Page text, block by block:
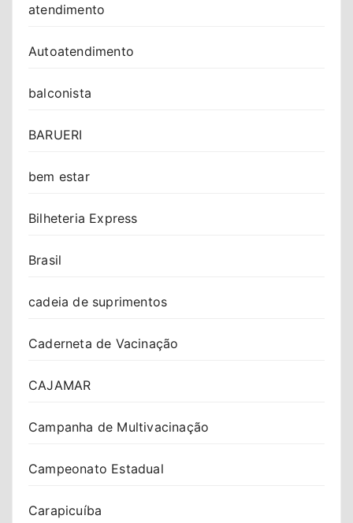
atendimento
Autoatendimento
balconista
BARUERI
bem estar
Bilheteria Express
Brasil
cadeia de suprimentos
Caderneta de Vacinação
CAJAMAR
Campanha de Multivacinação
Campeonato Estadual
Carapicuíba